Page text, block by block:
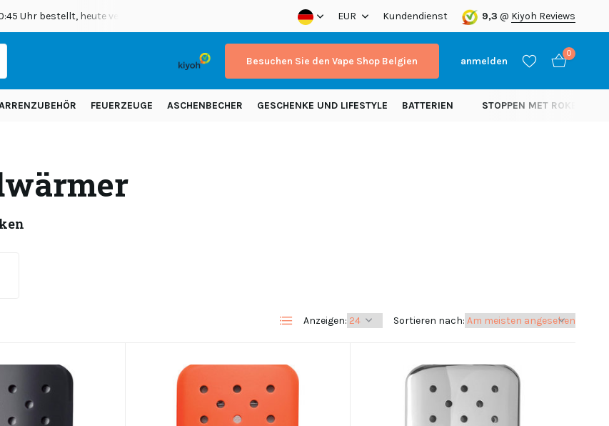
Uhr bestellt, heute versendet EUR Kundendienst 9,3 @ Kiyoh Reviews
Besuchen Sie den Vape Shop Belgien anmelden
0
FEUERZEUGE ASCHENBECHER GESCHENKE UND LIFESTYLE BATTERIEN STOPPEN MET ROKEN
Anzeigen: Sortieren nach: